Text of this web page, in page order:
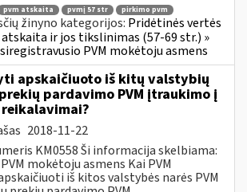
pvm atskaita pvmį 57 str
pirkimo pvm
žinyno kategorijos: Pridėtinės vertės
atskaita ir jos tikslinimas (57-69 str.) »
PVM mokėtoju asmens
apskaičiuoto iš kitų valstybių
pardavimo PVM įtraukimo į
2018-11-22
KM0558 Ši informacija skelbiama:
mokėtoju asmens Kai PVM
iš kitos valstybės narės PVM